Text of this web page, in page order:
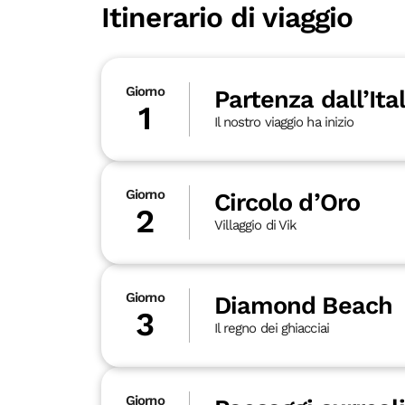
Itinerario di viaggio
Giorno
1 Partenza
Il nostro viaggio ha inizio
Giorno
2 Circolo d’Oro
Villaggio di Vik
Giorno
3 Diamond Beach
Il regno dei ghiacciai
Giorno